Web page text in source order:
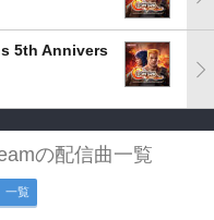
5th Annivers
の配信曲一覧
一覧